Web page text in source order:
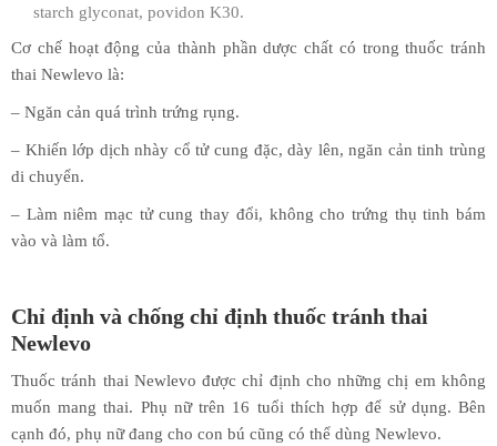
starch glyconat, povidon K30.
Cơ chế hoạt động của thành phần dược chất có trong thuốc tránh
thai Newlevo là:
– Ngăn cản quá trình trứng rụng.
– Khiến lớp dịch nhày cổ tử cung đặc, dày lên, ngăn cản tinh trùng
di chuyển.
– Làm niêm mạc tử cung thay đổi, không cho trứng thụ tinh bám
vào và làm tổ.
Chỉ định và chống chỉ định thuốc tránh thai
Newlevo
Thuốc tránh thai Newlevo được chỉ định cho những chị em không
muốn mang thai. Phụ nữ trên 16 tuổi thích hợp để sử dụng. Bên
cạnh đó, phụ nữ đang cho con bú cũng có thể dùng Newlevo.